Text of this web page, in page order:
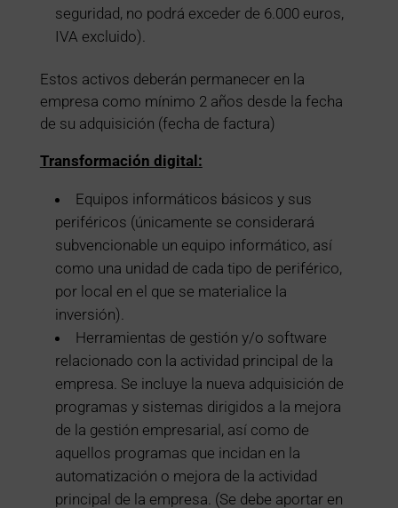
seguridad, no podrá exceder de 6.000 euros,
IVA excluido).
Estos activos deberán permanecer en la
empresa como mínimo 2 años desde la fecha
de su adquisición (fecha de factura)
Transformación digital:
Equipos informáticos básicos y sus
periféricos (únicamente se considerará
subvencionable un equipo informático, así
como una unidad de cada tipo de periférico,
por local en el que se materialice la
inversión).
Herramientas de gestión y/o software
relacionado con la actividad principal de la
empresa. Se incluye la nueva adquisición de
programas y sistemas dirigidos a la mejora
de la gestión empresarial, así como de
aquellos programas que incidan en la
automatización o mejora de la actividad
principal de la empresa. (Se debe aportar en